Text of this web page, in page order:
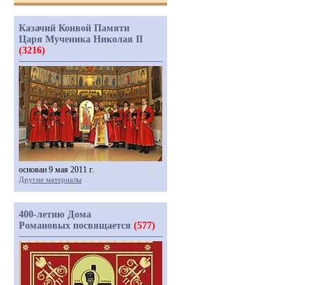
Казачий Конвой Памяти
Царя Мученика Николая II
(3216)
основан 9 мая 2011 г.
Другие материалы
400-летию Дома
Романовых посвящается (577)